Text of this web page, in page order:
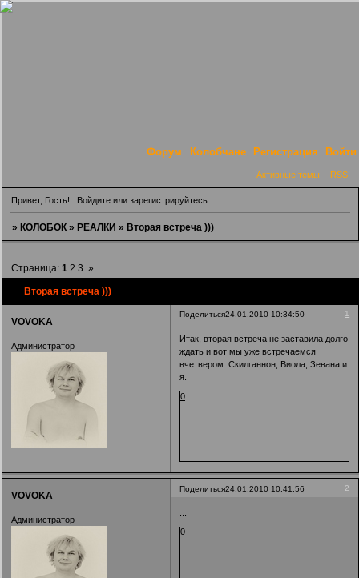
Форум Колобчане Регистрация Войти
Активные темы RSS
Привет, Гость! Войдитеили зарегистрируйтесь.
»КОЛОБОК »РЕАЛКИ »Вторая встреча )))
Вторая встреча )))
Страница:1 2 3 »
Поделиться 1
24.01.2010 10:34:50
VOVOKA
Администратор
Итак, вторая встреча не заставила долго
ждать и вот мы уже встречаемся
вчетвером: Скилганнон, Виола, Зевана и
я.
0
Поделиться 2
24.01.2010 10:41:56
VOVOKA
Администратор
0